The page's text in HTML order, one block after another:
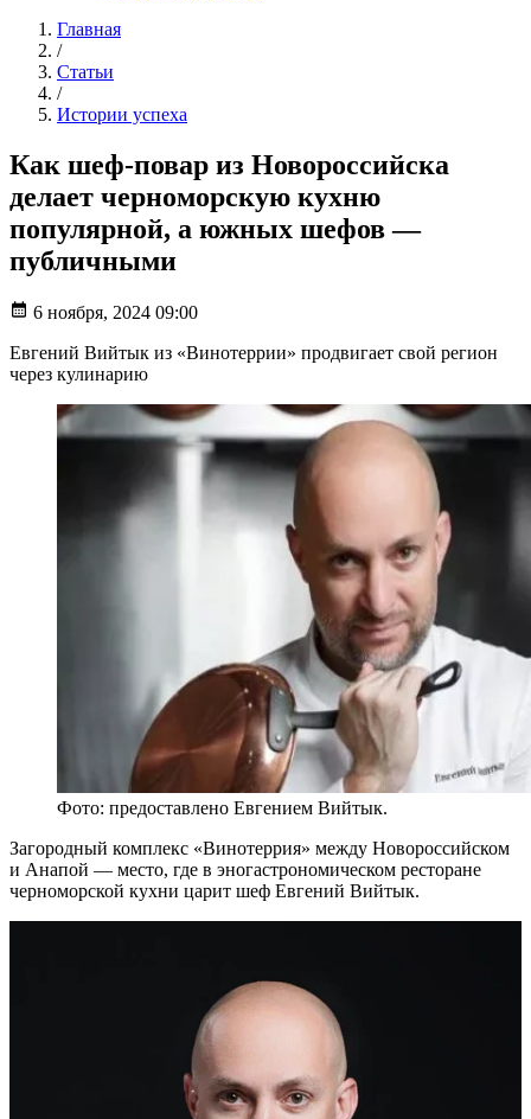
Главная
/
Статьи
/
Истории успеха
Как шеф-повар из Новороссийска
делает черноморскую кухню
популярной, а южных шефов —
публичными
6 ноября, 2024 09:00
Евгений Вийтык из «Винотеррии» продвигает свой регион
через кулинарию
Фото: предоставлено Евгением Вийтык.
Загородный комплекс «Винотеррия» между Новороссийском
и Анапой — место, где в эногастрономическом ресторане
черноморской кухни царит шеф Евгений Вийтык.